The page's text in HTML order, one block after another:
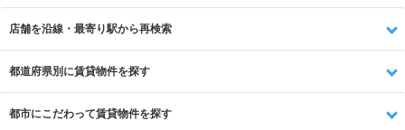
店舗を沿線・最寄り駅から再検索
都道府県別に賃貸物件を探す
都市にこだわって賃貸物件を探す